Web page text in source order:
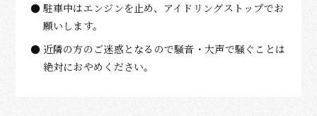
駐車中はエンジンを止め、アイドリングストップでお
願いします。
近隣の方のご迷惑となるので騒音・大声で騒ぐことは
絶対におやめください。